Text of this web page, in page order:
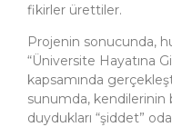
fikirler ürettiler.
Projenin sonucunda,
“Üniversite Hayatına
kapsamında
sunumda, kendilerinin
duydukları “şiddet”